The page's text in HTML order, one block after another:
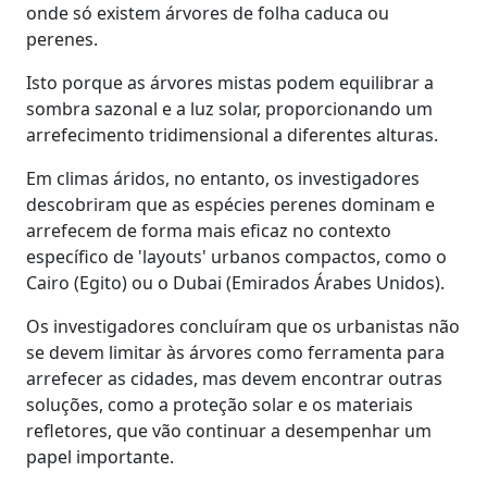
onde só existem árvores de folha caduca ou
perenes.
Isto porque as árvores mistas podem equilibrar a
sombra sazonal e a luz solar, proporcionando um
arrefecimento tridimensional a diferentes alturas.
Em climas áridos, no entanto, os investigadores
descobriram que as espécies perenes dominam e
arrefecem de forma mais eficaz no contexto
específico de 'layouts' urbanos compactos, como o
Cairo (Egito) ou o Dubai (Emirados Árabes Unidos).
Os investigadores concluíram que os urbanistas não
se devem limitar às árvores como ferramenta para
arrefecer as cidades, mas devem encontrar outras
soluções, como a proteção solar e os materiais
refletores, que vão continuar a desempenhar um
papel importante.